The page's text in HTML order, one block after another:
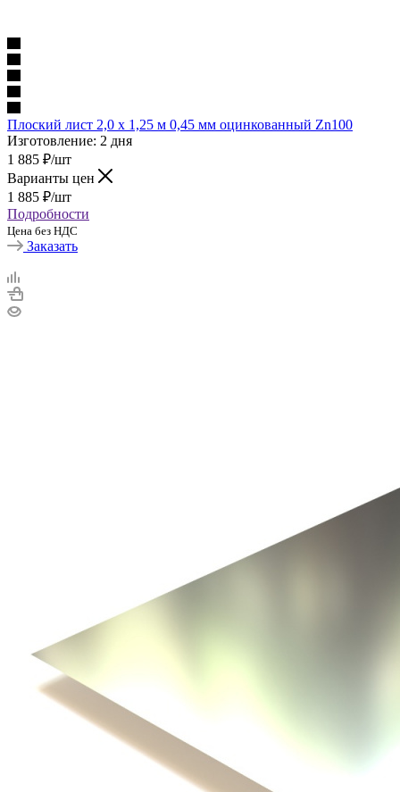
Плоский лист 2,0 х 1,25 м 0,45 мм оцинкованный Zn100
Изготовление: 2 дня
1 885 ₽/шт
Варианты цен
1 885 ₽/шт
Подробности
Цена без НДС
Заказать